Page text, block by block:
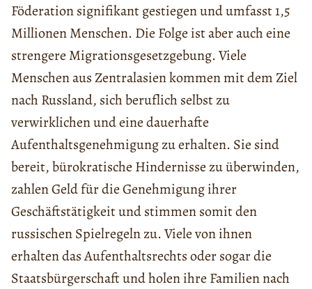
Föderation signifikant gestiegen und umfasst 1,5
Millionen Menschen. Die Folge ist aber auch eine
strengere Migrationsgesetzgebung. Viele
Menschen aus Zentralasien kommen mit dem Ziel
nach Russland, sich beruflich selbst zu
verwirklichen und eine dauerhafte
Aufenthaltsgenehmigung zu erhalten. Sie sind
bereit, bürokratische Hindernisse zu überwinden,
zahlen Geld für die Genehmigung ihrer
Geschäftstätigkeit und stimmen somit den
russischen Spielregeln zu. Viele von ihnen
erhalten das Aufenthaltsrechts oder sogar die
Staatsbürgerschaft und holen ihre Familien nach